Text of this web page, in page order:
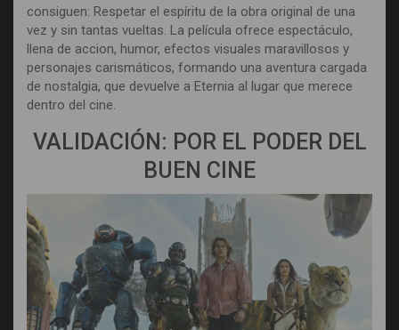
consiguen: Respetar el espíritu de la obra original de una
vez y sin tantas vueltas. La película ofrece espectáculo,
llena de accion, humor, efectos visuales maravillosos y
personajes carismáticos, formando una aventura cargada
de nostalgia, que devuelve a Eternia al lugar que merece
dentro del cine.
VALIDACIÓN: POR EL PODER DEL
BUEN CINE